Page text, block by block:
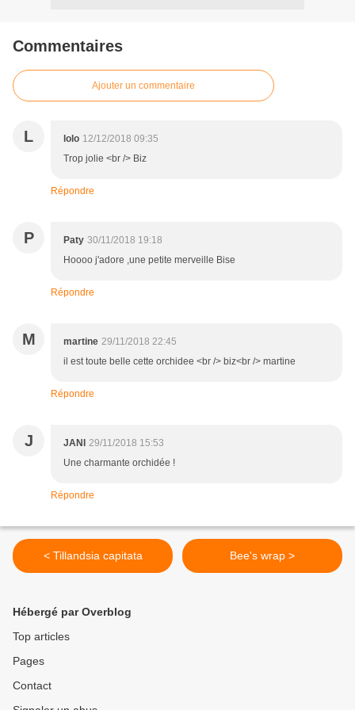
Commentaires
Ajouter un commentaire
L lolo 12/12/2018 09:35
Trop jolie <br /> Biz
Répondre
P Paty 30/11/2018 19:18
Hoooo j'adore ,une petite merveille Bise
Répondre
M martine 29/11/2018 22:45
il est toute belle cette orchidee <br /> biz<br /> martine
Répondre
J JANI
29/11/2018 15:53
Une charmante orchidée !
Répondre
< Tillandsia capitata Bee's wrap >
Hébergé par Overblog
Top articles
Pages
Contact